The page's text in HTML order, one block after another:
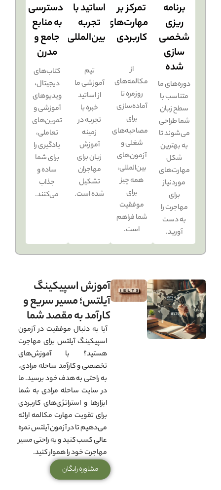
برنامه‌
ریزی
شخصی‌
سازی‌
شده
دوره‌های ما
متناسب با
سطح زبان
شما طراحی
می‌شوند تا
به بهترین
شکل
مهارت‌های
موردنیاز
برای
مهاجرت را
به دست
آورید.
تمرکز بر
مهارت‌های
کاربردی
از
مکالمه‌های
روزمره تا
آماده‌سازی
برای
مصاحبه‌های
شغلی و
آزمون‌های
بین‌المللی،
همه چیز
برای
موفقیت
شما فراهم
است.
اساتید با
تجربه
بین‌المللی
تیم
آموزشی ما
از اساتید
خبره با
تجربه در
زمینه
آموزش
زبان برای
مهاجران
تشکیل
شده است.
دسترسی
به منابع
جامع و
مدرن
کتاب‌های
دیجیتال،
ویدیوهای
آموزشی و
تمرین‌های
تعاملی،
یادگیری را
برای شما
ساده و
جذاب
می‌کنند.
آموزش اسپیکینگ
آیلتس؛ مسیر سریع و
کارآمد به مقصد شما
آیا به دنبال موفقیت در آزمون
اسپیکینگ آیلتس برای مهاجرت
هستید؟ با آموزش‌های
تخصصی و کارآمد ساحله مرادی،
به راحتی به هدف خود برسید. ما
در سایت ساحله مرادی به شما
ابزارها و استراتژی‌های کاربردی
برای تقویت مهارت مکالمه ارائه
می‌دهیم تا در آزمون آیلتس نمره
عالی کسب کنید و به راحتی مسیر
مهاجرت خود را هموار کنید.
مشاوره رایگان